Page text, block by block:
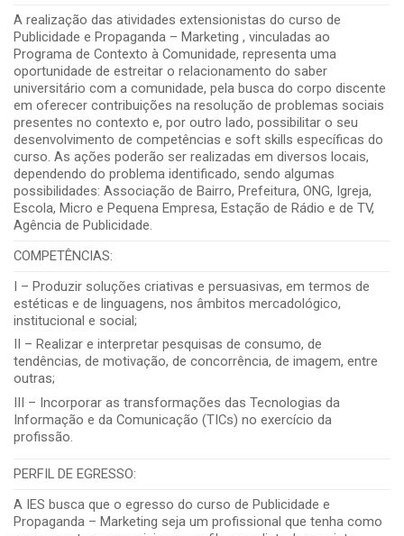
A realização das atividades extensionistas do curso de
Publicidade e Propaganda – Marketing , vinculadas ao
Programa de Contexto à Comunidade, representa uma
oportunidade de estreitar o relacionamento do saber
universitário com a comunidade, pela busca do corpo discente
em oferecer contribuições na resolução de problemas sociais
presentes no contexto e, por outro lado, possibilitar o seu
desenvolvimento de competências e soft skills específicas do
curso. As ações poderão ser realizadas em diversos locais,
dependendo do problema identificado, sendo algumas
possibilidades: Associação de Bairro, Prefeitura, ONG, Igreja,
Escola, Micro e Pequena Empresa, Estação de Rádio e de TV,
Agência de Publicidade.
COMPETÊNCIAS:
I – Produzir soluções criativas e persuasivas, em termos de
estéticas e de linguagens, nos âmbitos mercadológico,
institucional e social;
II – Realizar e interpretar pesquisas de consumo, de
tendências, de motivação, de concorrência, de imagem, entre
outras;
III – Incorporar as transformações das Tecnologias da
Informação e da Comunicação (TICs) no exercício da
profissão.
PERFIL DE EGRESSO:
A IES busca que o egresso do curso de Publicidade e
Propaganda – Marketing seja um profissional que tenha como